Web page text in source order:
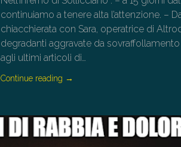
continuiamo a tenere alta l’attenzione. –
chiacchierata con Sara, operatrice di
degradanti aggravate da
agli ultimi articoli di…
Continue reading →